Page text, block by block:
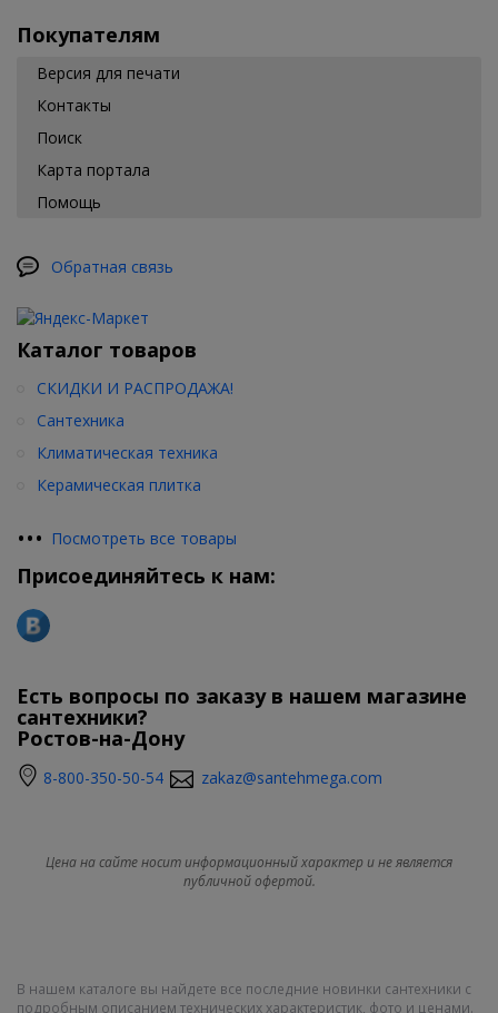
Покупателям
Версия для печати
Контакты
Поиск
Карта портала
Помощь
Обратная связь
Каталог товаров
СКИДКИ И РАСПРОДАЖА!
Сантехника
Климатическая техника
Керамическая плитка
••• Посмотреть все товары
Присоединяйтесь к нам:
Есть вопросы по заказу в нашем магазине
сантехники?
Ростов-на-Дону
8-800-350-50-54 zakaz@santehmega.com
Цена на сайте носит информационный характер и не является
публичной офертой.
В нашем каталоге вы найдете все последние новинки сантехники с
подробным описанием технических характеристик, фото и ценами.